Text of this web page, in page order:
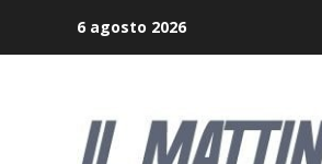
6 agosto 2026